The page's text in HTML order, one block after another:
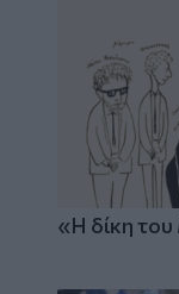
«Η δίκη